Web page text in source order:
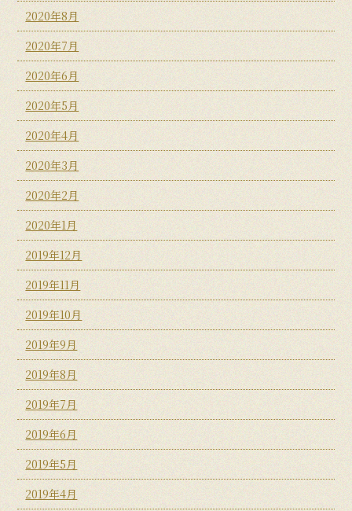
2020年8月
2020年7月
2020年6月
2020年5月
2020年4月
2020年3月
2020年2月
2020年1月
2019年12月
2019年11月
2019年10月
2019年9月
2019年8月
2019年7月
2019年6月
2019年5月
2019年4月